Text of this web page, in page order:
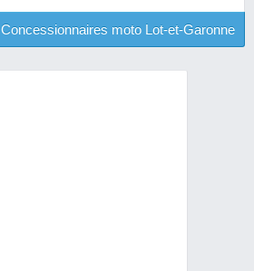
Concessionnaires moto Lot-et-Garonne